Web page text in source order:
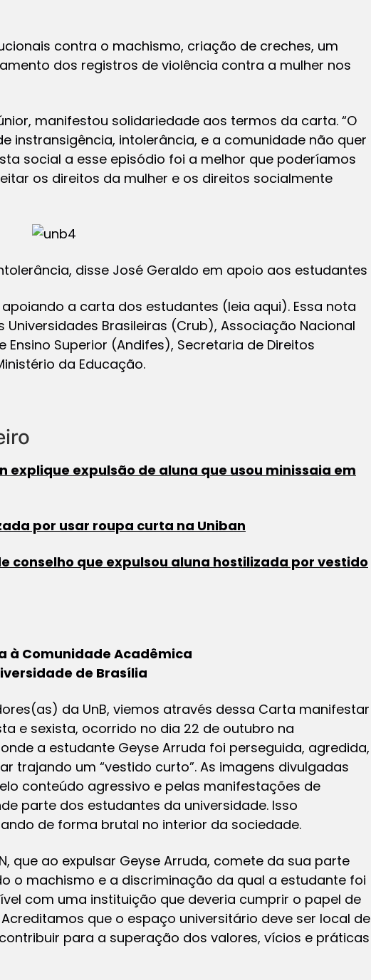
contra o machismo, criação de creches, um
dos registros de violência contra a mulher nos
manifestou solidariedade aos termos da carta. “O
instransigência, intolerância, e a comunidade não quer
social a esse episódio foi a melhor que poderíamos
os direitos da mulher e os direitos socialmente
disse José Geraldo em apoio aos estudantes
a carta dos estudantes (leia aqui). Essa nota
Brasileiras (Crub), Associação Nacional
Superior (Andifes), Secretaria de Direitos
da Educação.
explique expulsão de aluna que usou minissaia em
por usar roupa curta na Uniban
conselho que expulsou aluna hostilizada por vestido
à Comunidade Acadêmica
de Brasília
da UnB, viemos através dessa Carta manifestar
e sexista, ocorrido no dia 22 de outubro na
a estudante Geyse Arruda foi perseguida, agredida,
trajando um “vestido curto”. As imagens divulgadas
conteúdo agressivo e pelas manifestações de
parte dos estudantes da universidade. Isso
de forma brutal no interior da sociedade.
que ao expulsar Geyse Arruda, comete da sua parte
o machismo e a discriminação da qual a estudante foi
com uma instituição que deveria cumprir o papel de
que o espaço universitário deve ser local de
para a superação dos valores, vícios e práticas